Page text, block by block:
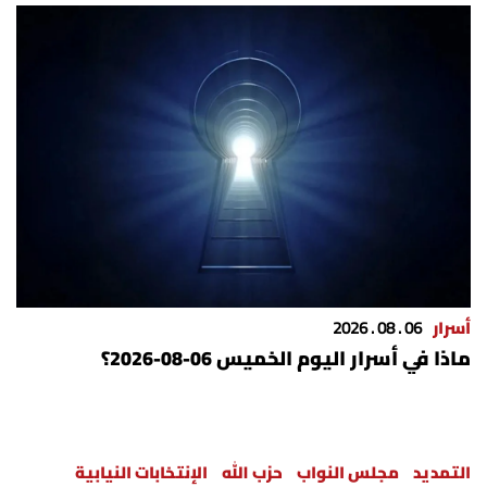
أسرار 06 . 08 . 2026
ماذا في أسرار اليوم الخميس 06-08-2026؟
التمديد مجلس النواب حزب الله الإنتخابات النيابية